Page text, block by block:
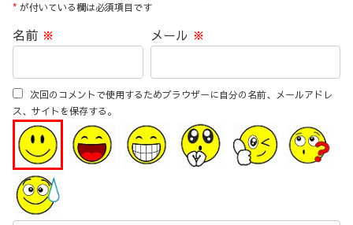
* が付いている欄は必須項目です
名前 ※ メール ※
次回のコメントで使用するためブラウザーに自分の名前、メールアドレ
ス、サイトを保存する。